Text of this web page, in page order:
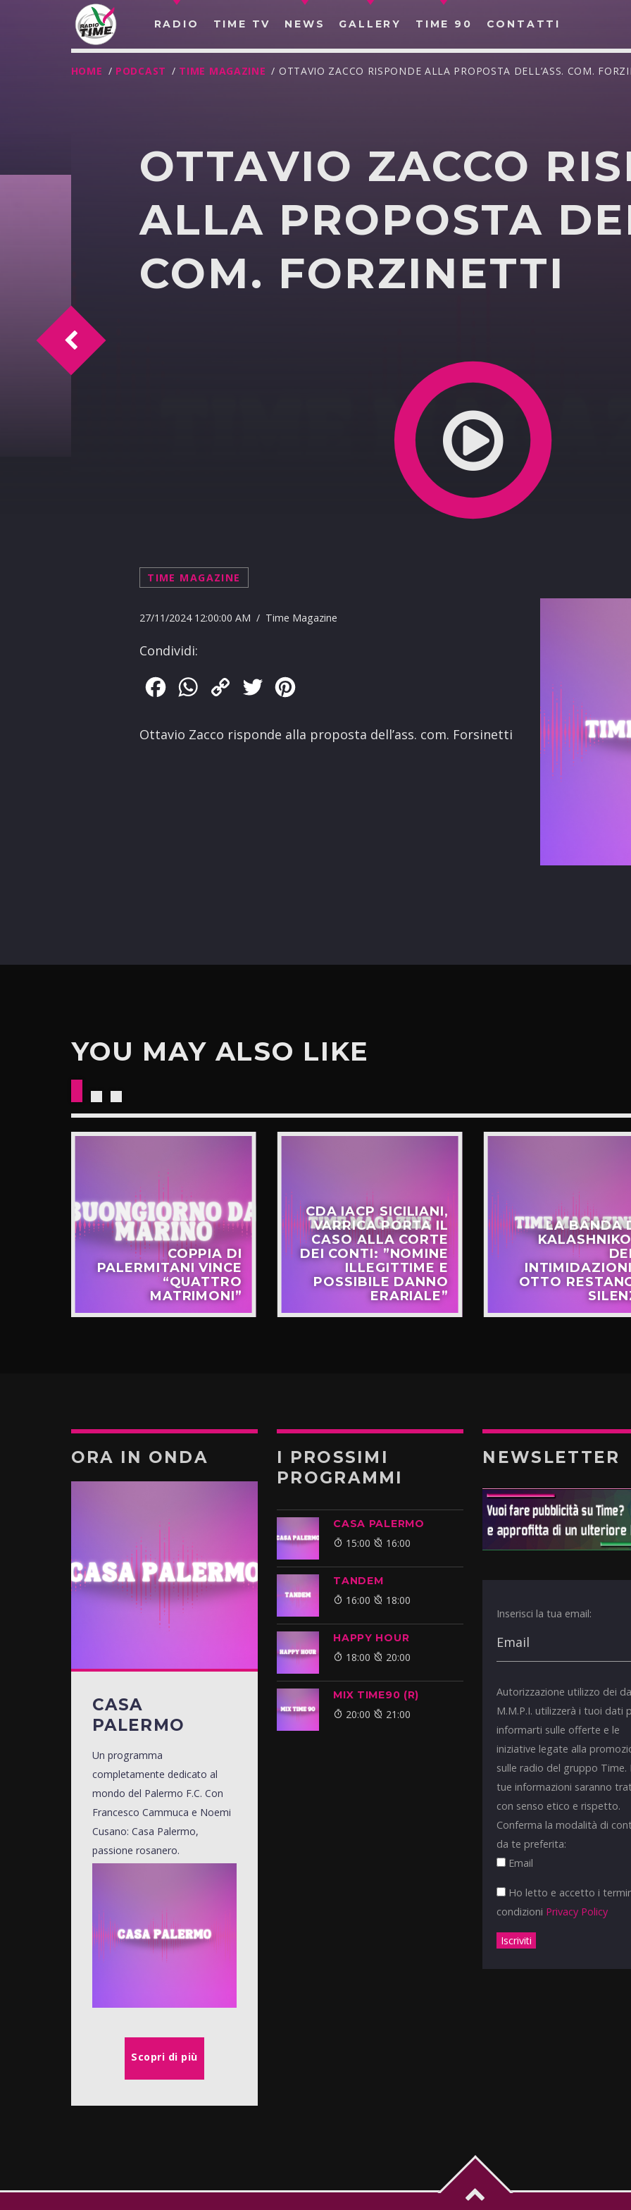
RADIO TIME TV NEWS GALLERY TIME 90 CONTATTI
CERCA NEL SITO WEB:
HOME / PODCAST / TIME MAGAZINE / OTTAVIO ZACCO RISPONDE ALLA PROPOSTA DELL’ASS. COM.
OTTAVIO ZACCO
ALLA PROPOSTA
COM. FORZINETTI
TIME MAGAZINE
27/11/2024 12:00:00 AM / Time Magazine
Condividi:
FacebookWhatsApp
Copy
Twitter
Ottavio Zacco risponde alla proposta dell’ass. com. Forsinetti
Il Comune di Palermo in missione in Africa per il progetto ''Twin Cities in Sustainable
YOU MAY ALSO LIKE
COPPIA DI
PALERMITANI VINCE
“QUATTRO
MATRIMONI”
CDA IACP SICILIANI,
VARRICA PORTA IL
CASO ALLA CORTE
DEI CONTI: ”NOMINE
ILLEGITTIME E
POSSIBILE DANNO
ERARIALE”
LA BANDA
OTTO
ORA IN ONDA
CASA
PALERMO
Un programma
completamente dedicato al
mondo del Palermo F.C. Con
Francesco Cammuca e Noemi
Cusano: Casa Palermo,
passione rosanero.
Scopri di più
I PROSSIMI
PROGRAMMI
CASA PALERMO
15:00 16:00
TANDEM
16:00 18:00
HAPPY HOUR
18:00 20:00
MIX TIME90 (R)
20:00 21:00
NEWSLETTER
Inserisci la tua email:
Autorizzazione utilizzo dei
M.M.P.I. utilizzerà i tuoi dati
informarti sulle offerte e le
iniziative legate alla
sulle radio del gruppo Time.
tue informazioni saranno
con senso etico e rispetto.
Conferma la modalità di
da te preferita:
Email
Ho letto e accetto i
condizioni Privacy Policy